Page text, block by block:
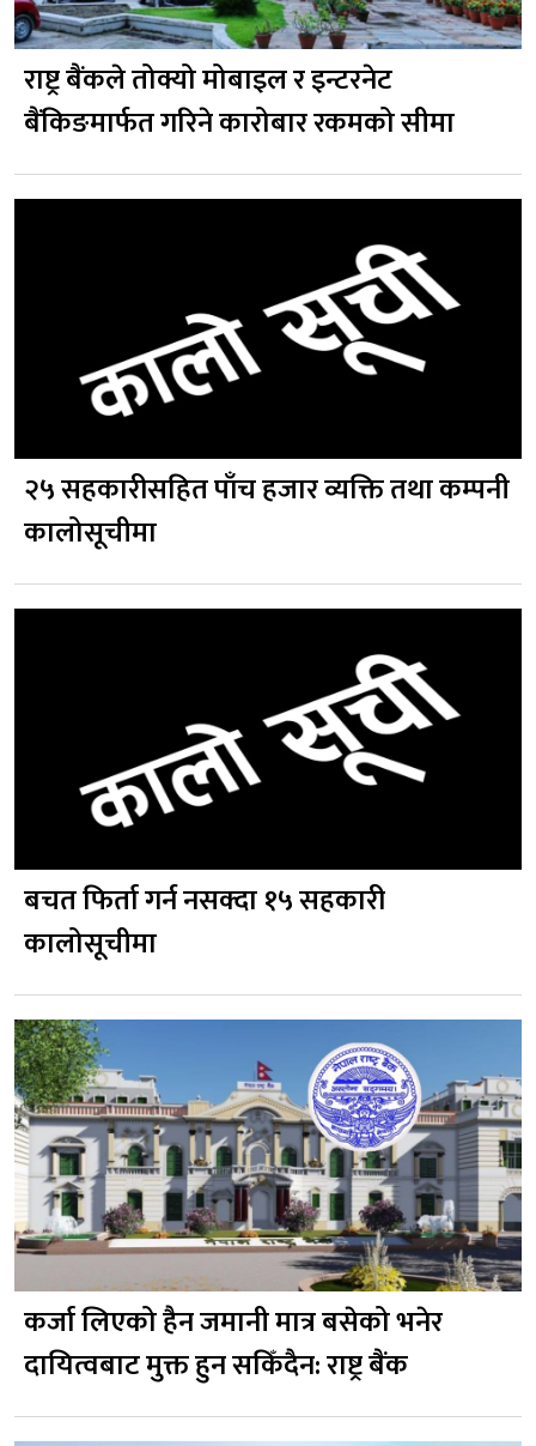
राष्ट्र बैंकले तोक्यो मोबाइल र इन्टरनेट
बैंकिङमार्फत गरिने कारोबार रकमको सीमा
२५ सहकारीसहित पाँच हजार व्यक्ति तथा कम्पनी
कालोसूचीमा
बचत फिर्ता गर्न नसक्दा १५ सहकारी
कालोसूचीमा
कर्जा लिएको हैन जमानी मात्र बसेको भनेर
दायित्वबाट मुक्त हुन सकिँदैन: राष्ट्र बैंक